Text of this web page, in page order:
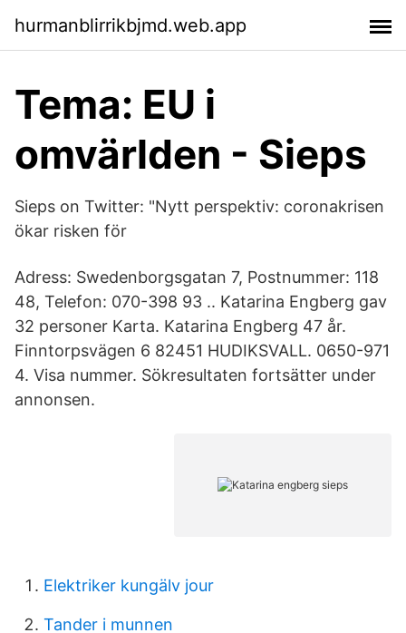
hurmanblirrikbjmd.web.app
Tema: EU i
omvärlden - Sieps
Sieps on Twitter: "Nytt perspektiv: coronakrisen
ökar risken för
Adress: Swedenborgsgatan 7, Postnummer: 118
48, Telefon: 070-398 93 .. Katarina Engberg gav
32 personer Karta. Katarina Engberg 47 år.
Finntorpsvägen 6 82451 HUDIKSVALL. 0650-971
4. Visa nummer. Sökresultaten fortsätter under
annonsen.
Elektriker kungälv jour
Tander i munnen